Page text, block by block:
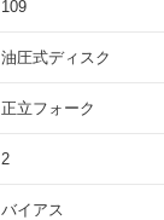
109
油圧式ディスク
正立フォーク
2
バイアス